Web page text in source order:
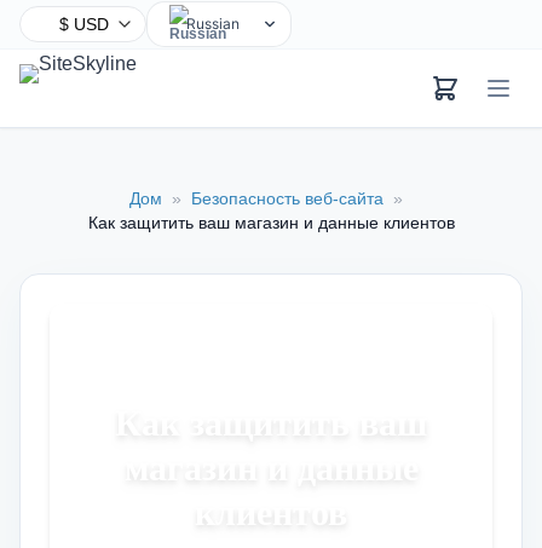
Russian
Arabic
Дом » Безопасность веб-сайта
»
Как защитить ваш магазин и данные клиентов